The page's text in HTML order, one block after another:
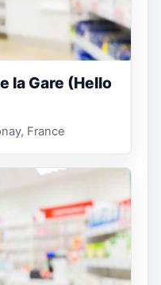
la Gare (Hello
France